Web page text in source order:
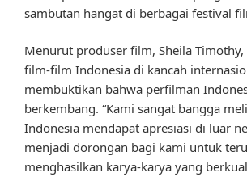
sambutan hangat di berbagai festival
Menurut produser film, Sheila Timothy,
film-film Indonesia di kancah
membuktikan bahwa perfilman
berkembang. “Kami sangat bangga
Indonesia mendapat apresiasi di luar
menjadi dorongan bagi kami untuk
menghasilkan karya-karya yang